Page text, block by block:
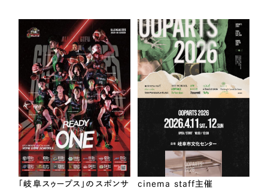
「岐阜スゥープス」のスポンサ
cinema staff主催